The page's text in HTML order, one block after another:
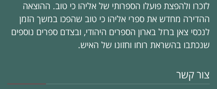
לזכרו ולהפצת פועלו הספרותי של אליהו כי טוב. ההוצאה
ההדירה מחדש את ספרי אליהו כי טוב שהפכו במשך הזמן
לנכסי צאן ברזל בארון הספרים היהודי, ובצדם ספרים נוספים
שנכתבו בהשראת רוחו וחזונו של האיש.
צור קשר